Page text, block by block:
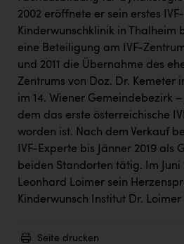
2002 eröffnete er sein erstes
Kinderwunschklinik in Thalheim
eine Beteiligung am IVF-
und 2011 die Übernahme des
Zentrums von Doz. Dr. Kemeter
im 14. Wiener Gemeindebezirk
dem das erste österreichische
worden ist. Nach dem Verkauf
IVF-Experte bis Jänner 2019 als
beiden Standorten tätig. Im Juni
Leonhard Loimer sein
Kinderwunsch Institut Dr. Loimer
Seite drucken